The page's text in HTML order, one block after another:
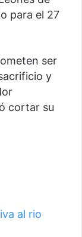
para el 27
ser
y
cortar su
al rio